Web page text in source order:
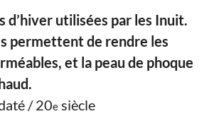
d’hiver utilisées par les Inuit.
permettent de rendre les
et la peau de phoque
/ 20e siècle